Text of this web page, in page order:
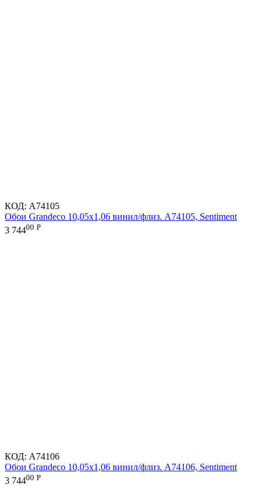
КОД: A74105
Обои Grandeco 10,05х1,06 винил/флиз. A74105, Sentiment
3 74400 Р
КОД: A74106
Обои Grandeco 10,05х1,06 винил/флиз. A74106, Sentiment
3 74400 Р